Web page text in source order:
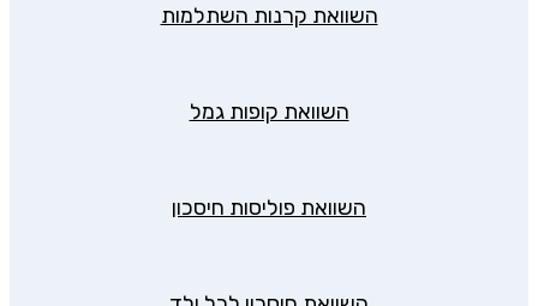
השוואת קרנות השתלמות
השוואת קופות גמל
השוואת פוליסות חיסכון